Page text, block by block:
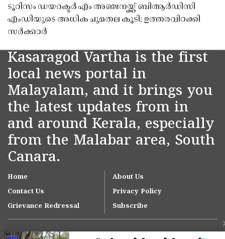
ടൂറിസം ഡയറക്ടർ എം അഞ്ജനയ്ക്ക് ബിആർഡിസി
എംഡിയുടെ അധിക ചുമതല കൂടി; ഉത്തരവിറക്കി
സർക്കാർ
Kasaragod Vartha is the first
local news portal in
Malayalam, and it brings you
the latest updates from in
and around Kerala, especially
from the Malabar area, South
Canara.
Home
About Us
Contact Us
Privacy Policy
Grievance Redressal
Subscribe